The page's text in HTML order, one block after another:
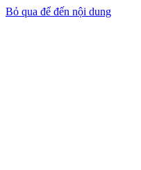
Bỏ qua để đến nội dung